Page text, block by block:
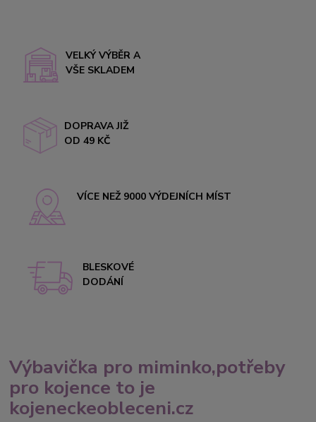
VELKÝ VÝBĚR A
VŠE SKLADEM
DOPRAVA JIŽ
OD 49 KČ
VÍCE NEŽ 9000 VÝDEJNÍCH MÍST
BLESKOVÉ
DODÁNÍ
Výbavička pro miminko,potřeby
pro kojence to je
kojeneckeobleceni.cz